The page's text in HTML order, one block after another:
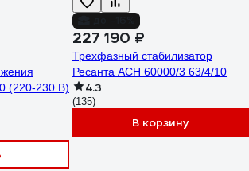
(220-230 В)
227 190 ₽
Трехфазный стабилизатор
Ресанта АСН 60000/3 63/4/10
4.3
(135)
В корзину